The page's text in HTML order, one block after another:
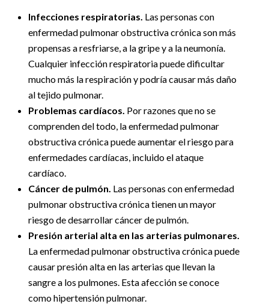
Infecciones respiratorias. Las personas con
enfermedad pulmonar obstructiva crónica son más
propensas a resfriarse, a la gripe y a la neumonía.
Cualquier infección respiratoria puede dificultar
mucho más la respiración y podría causar más daño
al tejido pulmonar.
Problemas cardíacos. Por razones que no se
comprenden del todo, la enfermedad pulmonar
obstructiva crónica puede aumentar el riesgo para
enfermedades cardíacas, incluido el ataque
cardíaco.
Cáncer de pulmón. Las personas con enfermedad
pulmonar obstructiva crónica tienen un mayor
riesgo de desarrollar cáncer de pulmón.
Presión arterial alta en las arterias pulmonares.
La enfermedad pulmonar obstructiva crónica puede
causar presión alta en las arterias que llevan la
sangre a los pulmones. Esta afección se conoce
como hipertensión pulmonar.